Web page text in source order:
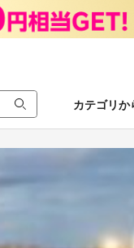
カテゴリか